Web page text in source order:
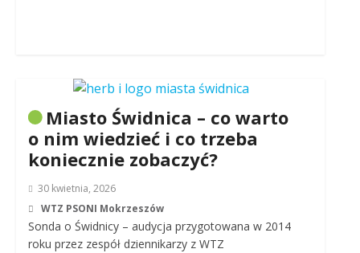
Miasto Świdnica – co warto
o nim wiedzieć i co trzeba
koniecznie zobaczyć?
30 kwietnia, 2026
WTZ PSONI Mokrzeszów
Sonda o Świdnicy – audycja przygotowana w 2014
roku przez zespół dziennikarzy z WTZ